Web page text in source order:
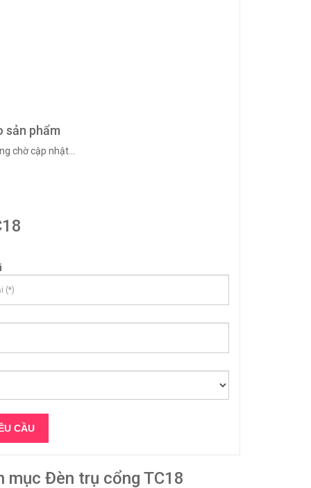
sản phẩm
chờ cập nhật...
mục Đèn trụ cổng TC18